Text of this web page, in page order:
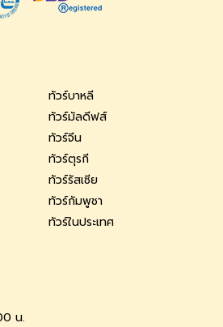
ทัวร์บาหลี
ทัวร์มัลดีฟส์
ทัวร์จีน
ทัวร์ตุรกี
ทัวร์รัสเซีย
ทัวร์กัมพูชา
ทัวร์ในประเทศ
น.